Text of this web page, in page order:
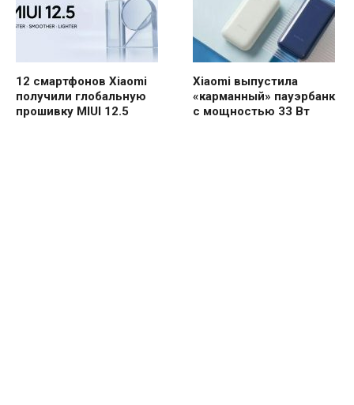
12 смартфонов Xiaomi
получили глобальную
прошивку MIUI 12.5
Xiaomi выпустила
«карманный» пауэрбанк
с мощностью 33 Вт